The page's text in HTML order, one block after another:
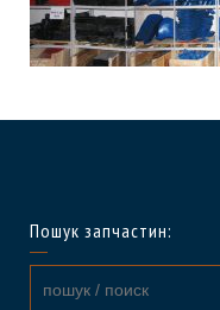
Пошук запчастин: